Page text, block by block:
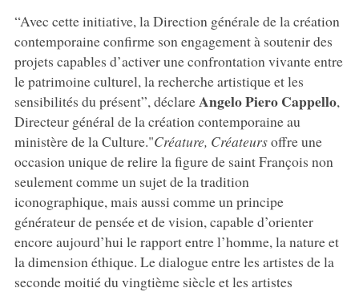
“Avec cette initiative, la Direction générale de la création
contemporaine confirme son engagement à soutenir des
projets capables d’activer une confrontation vivante entre
le patrimoine culturel, la recherche artistique et les
sensibilités du présent”, déclareAngeloPieroCappello,
Directeur général de la création contemporaine au
ministère de la Culture."Créature, Créateursoffre une
occasion unique de relire la figure de saint François non
seulement comme un sujet de la tradition
iconographique, mais aussi comme un principe
générateur de pensée et de vision, capable d’orienter
encore aujourd’hui le rapport entre l’homme, la nature et
la dimension éthique. Le dialogue entre les artistes de la
seconde moitié du vingtième siècle et les artistes